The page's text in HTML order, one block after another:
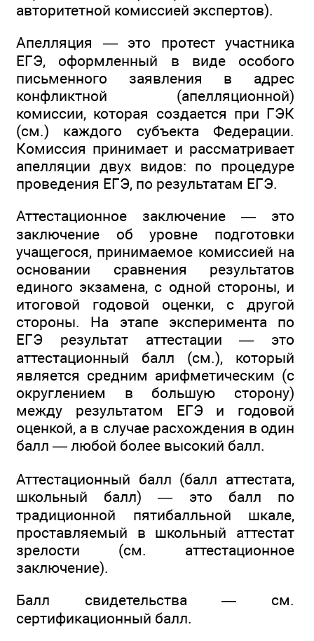
авторитетной комиссией экспертов).
Апелляция — это протест участника
ЕГЭ, оформленный в виде особого
письменного заявления в адрес
конфликтной (апелляционной)
комиссии, которая создается при ГЭК
(см.) каждого субъекта Федерации.
Комиссия принимает и рассматривает
апелляции двух видов: по процедуре
проведения ЕГЭ, по результатам ЕГЭ.
Аттестационное заключение — это
заключение об уровне подготовки
учащегося, принимаемое комиссией на
основании сравнения результатов
единого экзамена, с одной стороны, и
итоговой годовой оценки, с другой
стороны. На этапе эксперимента по
ЕГЭ результат аттестации — это
аттестационный балл (см.), который
является средним арифметическим (с
округлением в большую сторону)
между результатом ЕГЭ и годовой
оценкой, а в случае расхождения в один
балл — любой более высокий балл.
Аттестационный балл (балл аттестата,
школьный балл) — это балл по
традиционной пятибалльной шкале,
проставляемый в школьный аттестат
зрелости (см. аттестационное
заключение).
Балл свидетельства — см.
сертификационный балл.